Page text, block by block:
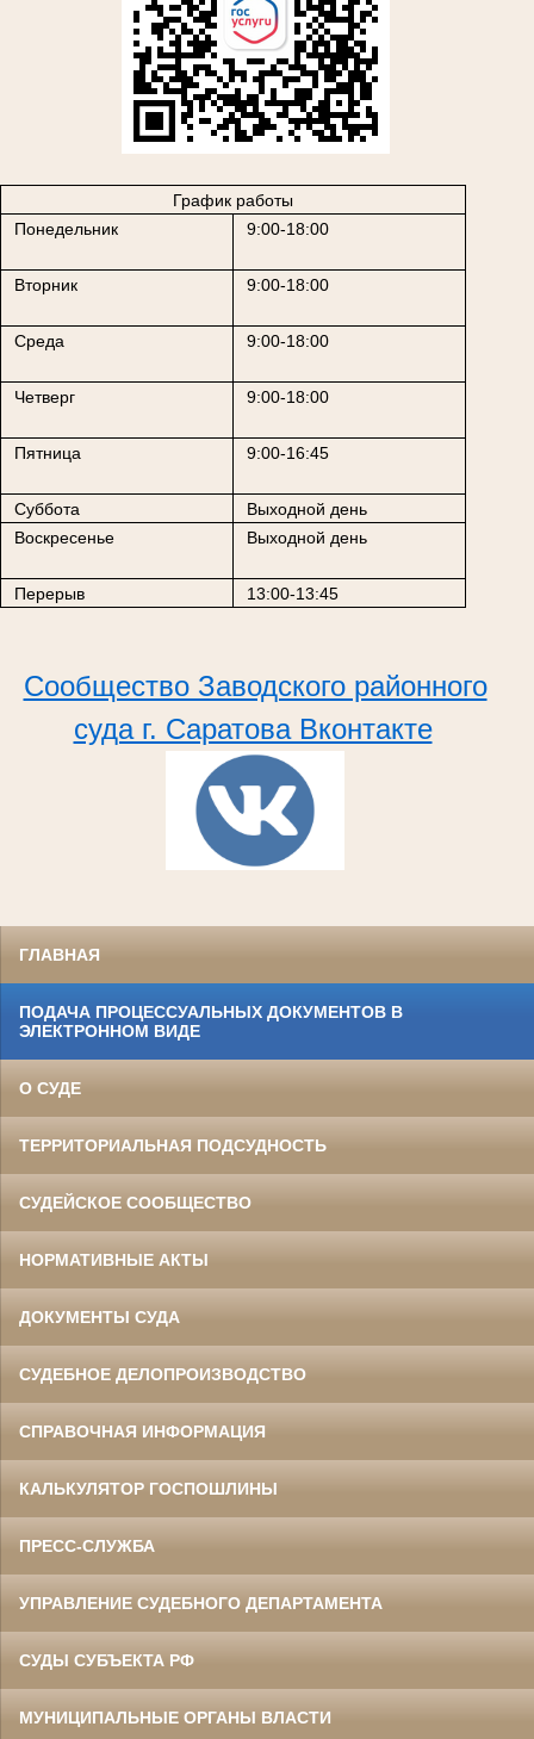
График работы
Понедельник
9:00-18:00
Вторник 9:00-18:00
Среда 9:00-18:00
Четверг 9:00-18:00
Пятница 9:00-16:45
Суббота
Выходной день
Воскресенье
Выходной день
Перерыв 13:00-13:45
Сообщество Заводского районного
суда г. Саратова Вконтакте
ГЛАВНАЯ
ПОДАЧА ПРОЦЕССУАЛЬНЫХ ДОКУМЕНТОВ В
ЭЛЕКТРОННОМ ВИДЕ
О СУДЕ
ТЕРРИТОРИАЛЬНАЯ ПОДСУДНОСТЬ
СУДЕЙСКОЕ СООБЩЕСТВО
НОРМАТИВНЫЕ АКТЫ
ДОКУМЕНТЫ СУДА
СУДЕБНОЕ ДЕЛОПРОИЗВОДСТВО
СПРАВОЧНАЯ ИНФОРМАЦИЯ
КАЛЬКУЛЯТОР ГОСПОШЛИНЫ
ПРЕСС-СЛУЖБА
УПРАВЛЕНИЕ СУДЕБНОГО ДЕПАРТАМЕНТА
СУДЫ СУБЪЕКТА РФ
МУНИЦИПАЛЬНЫЕ ОРГАНЫ ВЛАСТИ